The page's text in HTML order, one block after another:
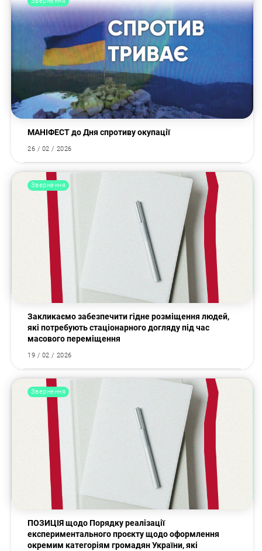
МАНІФЕСТ до Дня спротиву окупації
26 / 02 / 2026
Звернення
Закликаємо забезпечити гідне розміщення людей,
які потребують стаціонарного догляду під час
масового переміщення
19 / 02 / 2026
Звернення
ПОЗИЦІЯ щодо Порядку реалізації
експериментального проєкту щодо оформлення
окремим категоріям громадян України, які